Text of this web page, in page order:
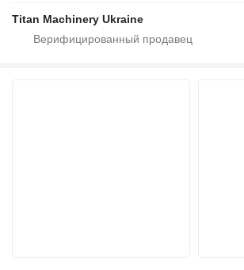
Titan Machinery Ukraine